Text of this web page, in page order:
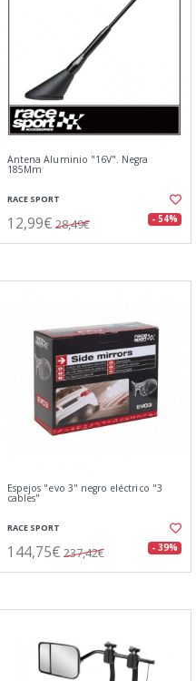
Antena Aluminio "16V". Negra
185Mm
RACE SPORT
12,99€ 28,49€ - 54%
Espejos "evo 3" negro eléctrico "3
cables"
RACE SPORT
144,75€ 237,42€ - 39%